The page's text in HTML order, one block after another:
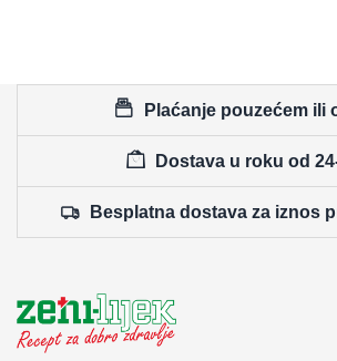
Plaćanje pouzećem ili
Dostava u roku od
Besplatna dostava za iznos